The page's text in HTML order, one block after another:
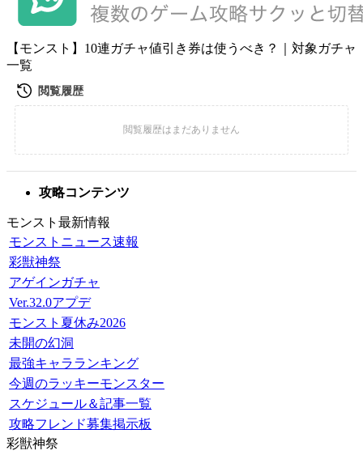
【モンスト】10連ガチャ値引き券は使うべき？｜対象ガチャ
一覧
攻略コンテンツ
モンスト最新情報
モンストニュース速報
彩獣神祭
アゲインガチャ
Ver.32.0アプデ
モンスト夏休み2026
未開の幻洞
最強キャラランキング
今週のラッキーモンスター
スケジュール＆記事一覧
攻略フレンド募集掲示板
彩獣神祭